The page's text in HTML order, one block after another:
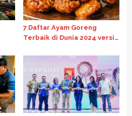
7 Daftar Ayam Goreng
Terbaik di Dunia 2024 versi